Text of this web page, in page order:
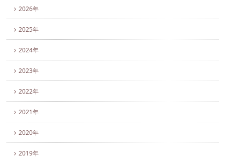
2026年
2025年
2024年
2023年
2022年
2021年
2020年
2019年